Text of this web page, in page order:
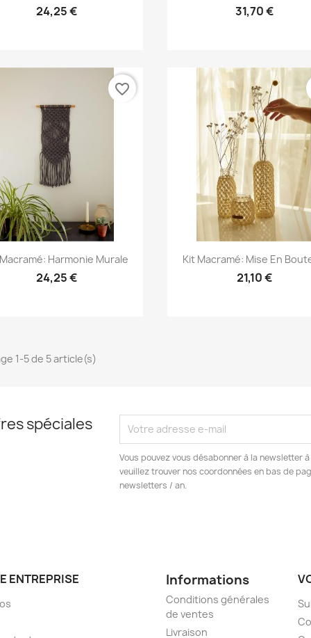
24,25 € 31,70 €
Aperçu rapide
Harmonie Murale
24,25 €
favorite_border
Aperçu rapide
Kit Macramé: Mise En
21,10 €
1-5 de 5 article(s)
spéciales
Vous pouvez vous désabonner à la newsletter
veuillez trouver nos coordonnées en bas de
newsletters / an.
ENTREPRISE Informations
Conditions générales
de ventes
Livraison